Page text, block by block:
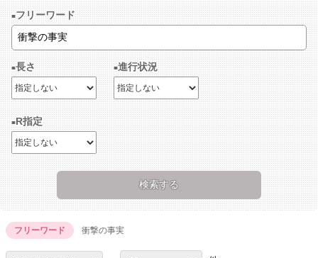
フリーワード
長さ 進行状況
R指定
フリーワード 衝撃の事実